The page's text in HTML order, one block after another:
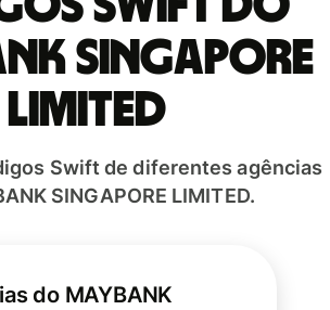
SINGAPORE
LIMITED
Swift de diferentes agências
SINGAPORE LIMITED.
do MAYBANK